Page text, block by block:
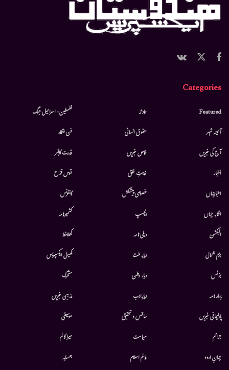
Categories
Featured
آئینہ شہر
آج کی خبریں
أخبار
اخبارجہاں
افکارِ جہاں
الیکشن
بزم شمال
بزنس
بہار نامہ
پارلیمانی خبریں
جرائم
جہانِ اردو
حادثہ
حقوق انسانی
خاص خبریں
خدمتِ خلق
خصوصی پیشکش
دلچسپ
دہلی نامہ
دیارِ ملت
دیار وطن
دیارِادب
سائنس و تحقیق
سیاست
عالم اسلام
فلسطین- اسرائیل جنگ
فن فنکار
قدرت کاقہر
قوس قزح
کانفرنس
کشمیرنامہ
کھلاخط
کھیل ایکسپریس
متحرك
مذہبی خبریں
موسيقى
میرا کالم
ہمسایہ